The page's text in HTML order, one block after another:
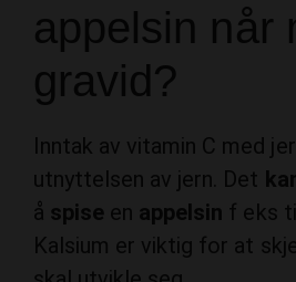
appelsin når
gravid?
Inntak av vitamin C med
utnyttelsen av jern. Det
å spise en appelsin f eks
Kalsium er viktig for at